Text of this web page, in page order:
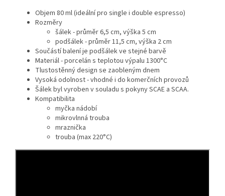
Objem 80 ml (ideální pro single i double espresso)
Rozměry
šálek - průměr 6,5 cm, výška 5 cm
podšálek - průměr 11,5 cm, výška 2 cm
Součástí balení je podšálek ve stejné barvě
Materiál - porcelán s teplotou výpalu 1300°C
Tlustostěnný design se zaobleným dnem
Vysoká odolnost - vhodné i do komerčních provozů
Šálek byl vyroben v souladu s pokyny SCAE a SCAA.
Kompatibilita
myčka nádobí
mikrovlnná trouba
mraznička
trouba (max 220°C)